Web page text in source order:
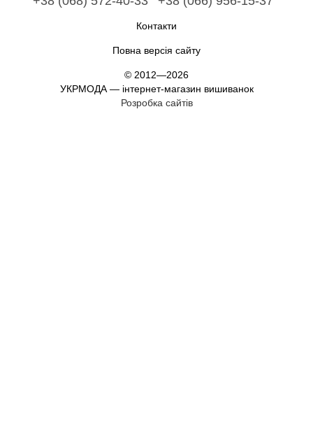
Контакти
Повна версія сайту
© 2012—2026
УКРМОДА — інтернет-магазин вишиванок
Розробка сайтів